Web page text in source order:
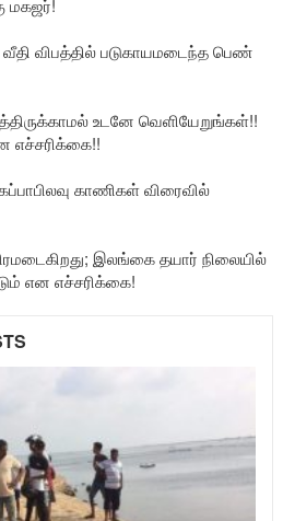
மகஜர்!
விபத்தில் படுகாயமடைந்த பெண்
உடனே வெளியேறுங்கள்!!
எச்சரிக்கை!!
காணிகள் விரைவில்
இலங்கை தயார் நிலையில்
என எச்சரிக்கை!